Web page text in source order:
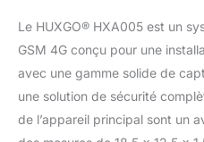
et
Le HUXGO® HXA005 est un
GSM 4G conçu pour une
avec une gamme solide de
une solution de sécurité
de l’appareil principal sont un